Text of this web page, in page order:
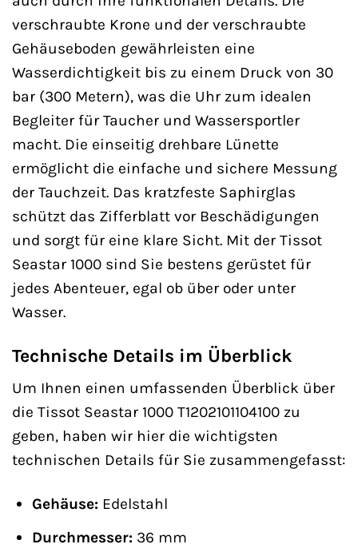
verschraubte Krone und der verschraubte
Gehäuseboden gewährleisten eine
Wasserdichtigkeit bis zu einem Druck von 30
bar (300 Metern), was die Uhr zum idealen
Begleiter für Taucher und Wassersportler
macht. Die einseitig drehbare Lünette
ermöglicht die einfache und sichere Messung
der Tauchzeit. Das kratzfeste Saphirglas
schützt das Zifferblatt vor Beschädigungen
und sorgt für eine klare Sicht. Mit der Tissot
Seastar 1000 sind Sie bestens gerüstet für
jedes Abenteuer, egal ob über oder unter
Wasser.
Technische Details im Überblick
Um Ihnen einen umfassenden Überblick über
die Tissot Seastar 1000 T1202101104100 zu
geben, haben wir hier die wichtigsten
technischen Details für Sie zusammengefasst:
Gehäuse:Edelstahl
Durchmesser:36 mm